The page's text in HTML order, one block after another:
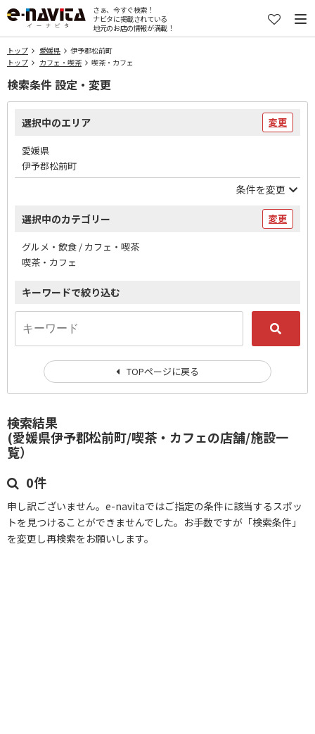
さぁ、今すぐ検索！
ナビタに掲載されている
地元のお店の情報が満載！
トップ 愛媛県
伊予郡松前町
トップ
カフェ・喫茶 喫茶・カフェ
検索結果
(愛媛県伊予郡松前町/喫茶・カフェの店舗/施設一
覧）
0件
申し訳ございません。e-navitaではご指定の条件に該当するスポッ
トを見つけることができませんでした。お手数ですが「検索条件」
を変更し再検索をお願いします。
検索条件 設定・変更
選択中のエリア 変更
愛媛県
伊予郡松前町
条件を変更
選択中のカテゴリー 変更
グルメ・飲食 / カフェ・喫茶
喫茶・カフェ
キーワードで絞り込む
TOPページに戻る